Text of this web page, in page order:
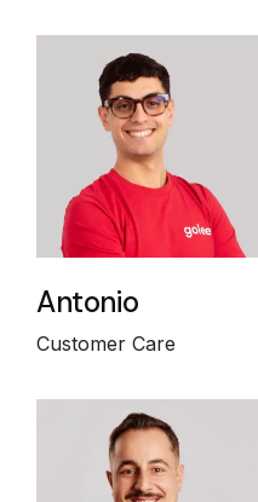
Antonio
Customer Care